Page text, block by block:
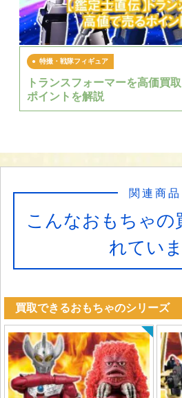
特撮・戦隊フィギュア
トランスフォーマーを高価買
ポイントを解説
こんなおもちゃの
れてい
関連商品
買取できるおもちゃのシリーズ